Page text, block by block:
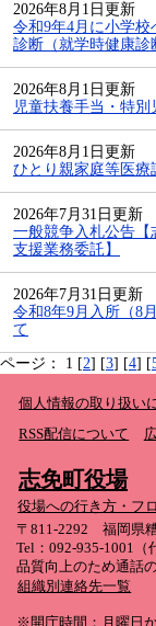
2026年8月1日更新
令和9年4月に小学
診断（就学時健康診
2026年8月1日更新
児童扶養手当・特別
2026年8月1日更新
ひとり親家庭等医
2026年7月31日更新
一般競争入札公告【
支援業務委託】
2026年7月31日更新
令和8年9月入所（8
て
ページ： 1 [2] [3] [4] [
個人情報の取り扱い
RSS配信について
志免町役場
役場への行き方・フ
〒811-2292 福岡県
Tel：092-935-1001（
品質向上のため通話
組織別連絡先一覧
※開庁時間：月曜日